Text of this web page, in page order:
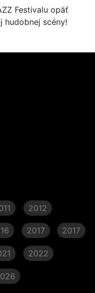
Festivalu opäť
hudobnej scény!
2012
2017 2017
2022